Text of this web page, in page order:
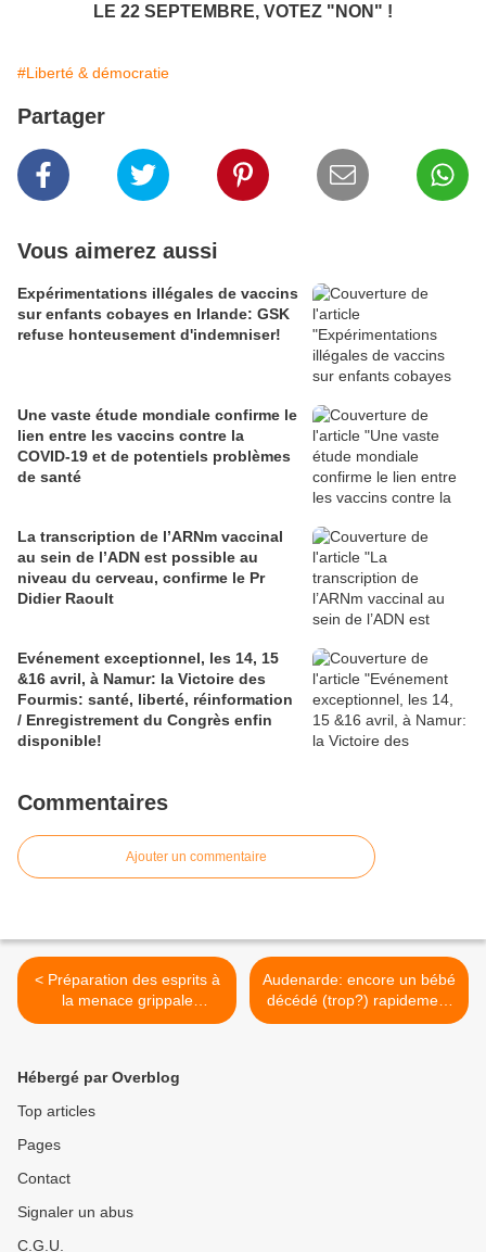
LE 22 SEPTEMBRE, VOTEZ "NON" !
#Liberté & démocratie
Partager
Vous aimerez aussi
Expérimentations illégales de vaccins
sur enfants cobayes en Irlande: GSK
refuse honteusement d'indemniser!
Une vaste étude mondiale confirme le
lien entre les vaccins contre la
COVID-19 et de potentiels problèmes
de santé
La transcription de l’ARNm vaccinal
au sein de l’ADN est possible au
niveau du cerveau, confirme le Pr
Didier Raoult
Evénement exceptionnel, les 14, 15
&16 avril, à Namur: la Victoire des
Fourmis: santé, liberté, réinformation
/ Enregistrement du Congrès enfin
disponible!
Commentaires
Ajouter un commentaire
< Préparation des esprits à
la menace grippale
permanente
Audenarde: encore un bébé
décédé (trop?) rapidement
et classé dans les "morts
Hébergé par Overblog
Top articles
Pages
Contact
Signaler un abus
C.G.U.